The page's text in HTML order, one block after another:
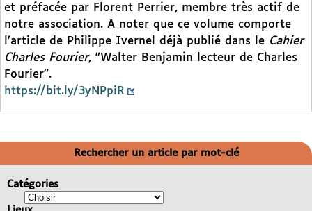
et préfacée par Florent Perrier, membre très actif de
notre association. A noter que ce volume comporte
l’article de Philippe Ivernel déjà publié dans le Cahier
Charles Fourier, "Walter Benjamin lecteur de Charles
Fourier".
https://bit.ly/3yNPpiR
Rechercher un article par mot-clé
Catégories